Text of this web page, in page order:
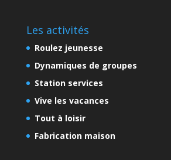
Les activités
Roulez jeunesse
Dynamiques de groupes
Station services
Vive les vacances
Tout à loisir
Fabrication maison